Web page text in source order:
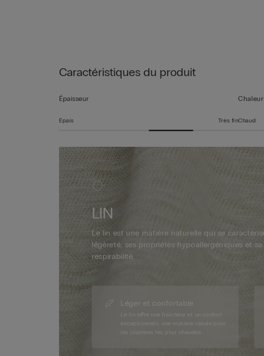
Caractéristiques du produit
Épaisseur
Épais Très fin
Chaleur
Chaud
LIN
Le lin est une matière naturelle qui se
légèreté, ses propriétés hypoallergéniques et sa
respirabilité.
Léger et confortable
Le lin offre une fraîcheur et un confort
exceptionnels, une matière idéale pour
les journées les plus chaudes.